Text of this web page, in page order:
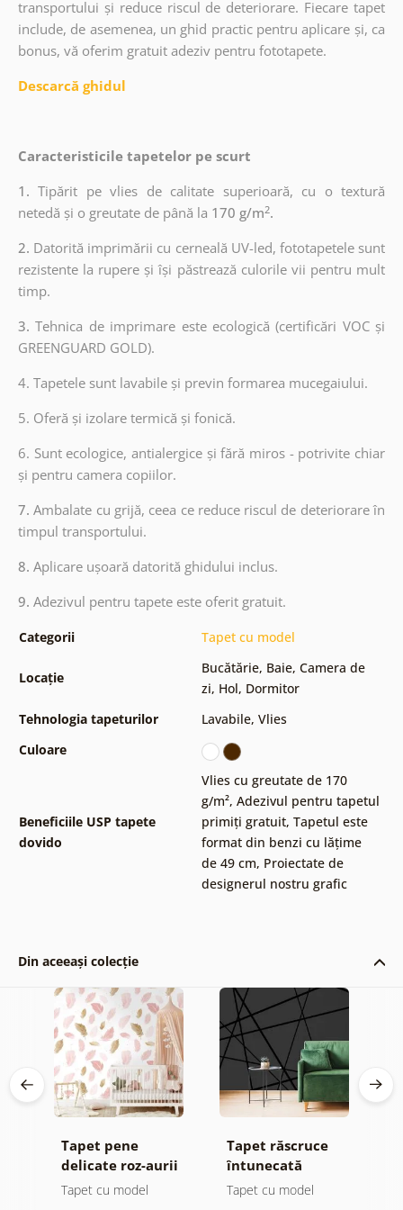
transportului și reduce riscul de deteriorare. Fiecare tapet
include, de asemenea, un ghid practic pentru aplicare și, ca
bonus, vă oferim gratuit adeziv pentru fototapete.
Descarcă ghidul
Caracteristicile tapetelor pe scurt
1.Tipărit pe vlies de calitate superioară, cu o textură
netedă și o greutate de până la 170 g/m2.
2. Datorită imprimării cu cerneală UV-led, fototapetele sunt
rezistente la rupere și își păstrează culorile vii pentru mult
timp.
3.Tehnica de imprimare este ecologică (certificări VOC și
GREENGUARD GOLD).
4. Tapetele sunt lavabile și previn formarea mucegaiului.
5. Oferă și izolare termică și fonică.
6. Sunt ecologice, antialergice și fără miros - potrivite chiar
și pentru camera copiilor.
7.Ambalate cu grijă, ceea ce reduce riscul de deteriorare în
timpul transportului.
8. Aplicare ușoară datorită ghidului inclus.
9. Adezivul pentru tapete este oferit gratuit.
Categorii Tapet cu model
Locație
Bucătărie, Baie, Camera de
zi, Hol, Dormitor
Tehnologia tapeturilor
Lavabile, Vlies
Culoare
Beneficiile USP tapete
dovido
Vlies cu greutate de 170
g/m², Adezivul pentru tapetul
primiți gratuit, Tapetul este
format din benzi cu lățime
de 49 cm, Proiectate de
designerul nostru grafic
Din aceeași colecție
Tapet pene
delicate roz-aurii
Tapet cu model
Tapet răscruce
întunecată
Tapet cu model